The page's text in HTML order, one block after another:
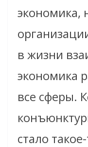
экономика,
в жизни
экономика
все сферы.
стало